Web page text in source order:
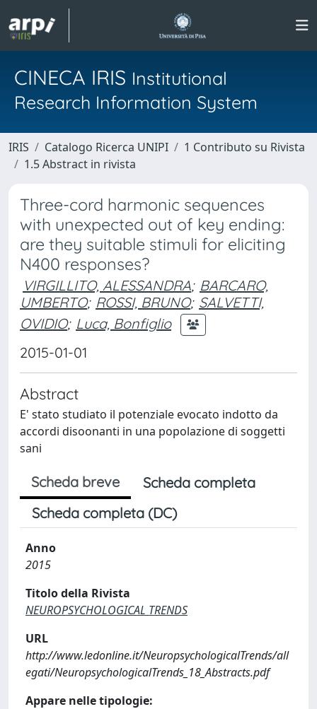
CINECA IRIS Institutional
Research Information System
IRIS Catalogo Ricerca UNIPI
1 Contributo su Rivista
1.5 Abstract in rivista
Three-cord harmonic sequences
with unexpected out of key ending:
are they suitable stimuli for eliciting
N400 responses?
VIRGILLITO, ALESSANDRA; BARCARO,
UMBERTO; ROSSI, BRUNO; SALVETTI,
OVIDIO; Luca, Bonfiglio
2015-01-01
Abstract
E' stato studiato il potenziale evocato indotto da
accordi disoonanti in una popolazione di soggetti
sani
Scheda breve
Scheda completa
Scheda completa (DC)
Anno
2015
Titolo della Rivista
NEUROPSYCHOLOGICAL TRENDS
URL
http://www.ledonline.it/NeuropsychologicalTrends/all
egati/NeuropsychologicalTrends_18_Abstracts.pdf
Appare nelle tipologie: